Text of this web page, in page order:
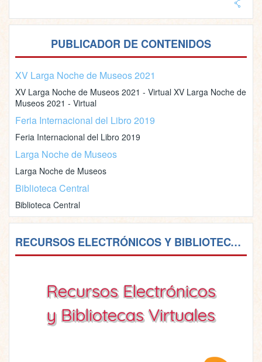
PUBLICADOR DE CONTENIDOS
XV Larga Noche de Museos 2021
XV Larga Noche de Museos 2021 - Virtual XV Larga Noche de
Museos 2021 - Virtual
Feria Internacional del Libro 2019
Feria Internacional del Libro 2019
Larga Noche de Museos
Larga Noche de Museos
Biblioteca Central
Biblioteca Central
RECURSOS ELECTRÓNICOS Y BIBLIOTECAS VIRTUALES
Recursos Electrónicos
y Bibliotecas Virtuales